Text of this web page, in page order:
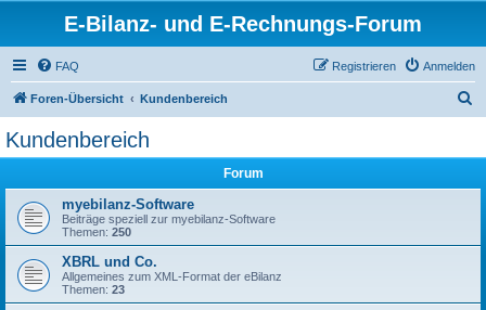
E-Bilanz- und E-Rechnungs-Forum
FAQ Anmelden
Registrieren
Foren-Übersicht Kundenbereich
Kundenbereich
Forum
myebilanz-Software
Beiträge speziell zur myebilanz-Software
Themen: 250
XBRL und Co.
Allgemeines zum XML-Format der eBilanz
Themen: 23